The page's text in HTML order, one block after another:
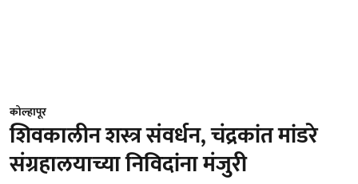
कोल्हापूर
शिवकालीन शस्त्र संवर्धन, चंद्रकांत मांडरे
संग्रहालयाच्या निविदांना मंजुरी